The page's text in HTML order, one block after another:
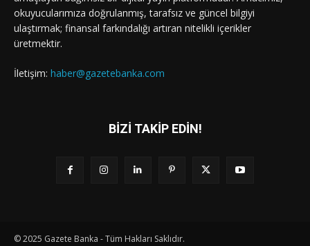
okuyucularımıza doğrulanmış, tarafsız ve güncel bilgiyi
ulaştırmak; finansal farkındalığı artıran nitelikli içerikler
üretmektir.
İletişim: haber@gazetebanka.com
BİZİ TAKİP EDİN!
© 2025 Gazete Banka - Tüm Hakları Saklıdır.